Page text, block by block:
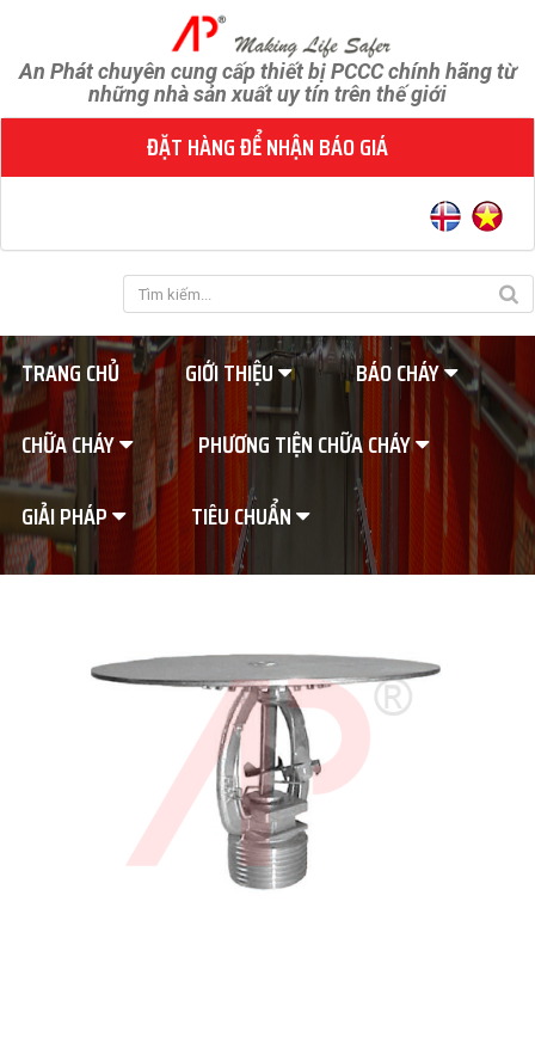
An Phát chuyên cung cấp thiết bị PCCC chính hãng từ
những nhà sản xuất uy tín trên thế giới
ĐẶT HÀNG ĐỂ NHẬN BÁO GIÁ
TRANG CHỦ GIỚI THIỆU
BÁO CHÁY
CHỮA CHÁY
PHƯƠNG TIỆN CHỮA CHÁY
GIẢI PHÁP
TIÊU CHUẨN